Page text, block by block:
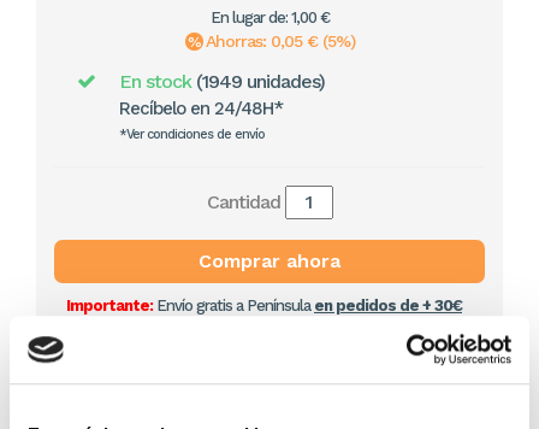
En lugar de: 1,00 €
Ahorras: 0,05 € (5%)
En stock (1949 unidades)
Recíbelo en 24/48H*
*Ver condiciones de envío
Cantidad
Comprar ahora
Importante:Envío gratis a Península en pedidos de + 30€